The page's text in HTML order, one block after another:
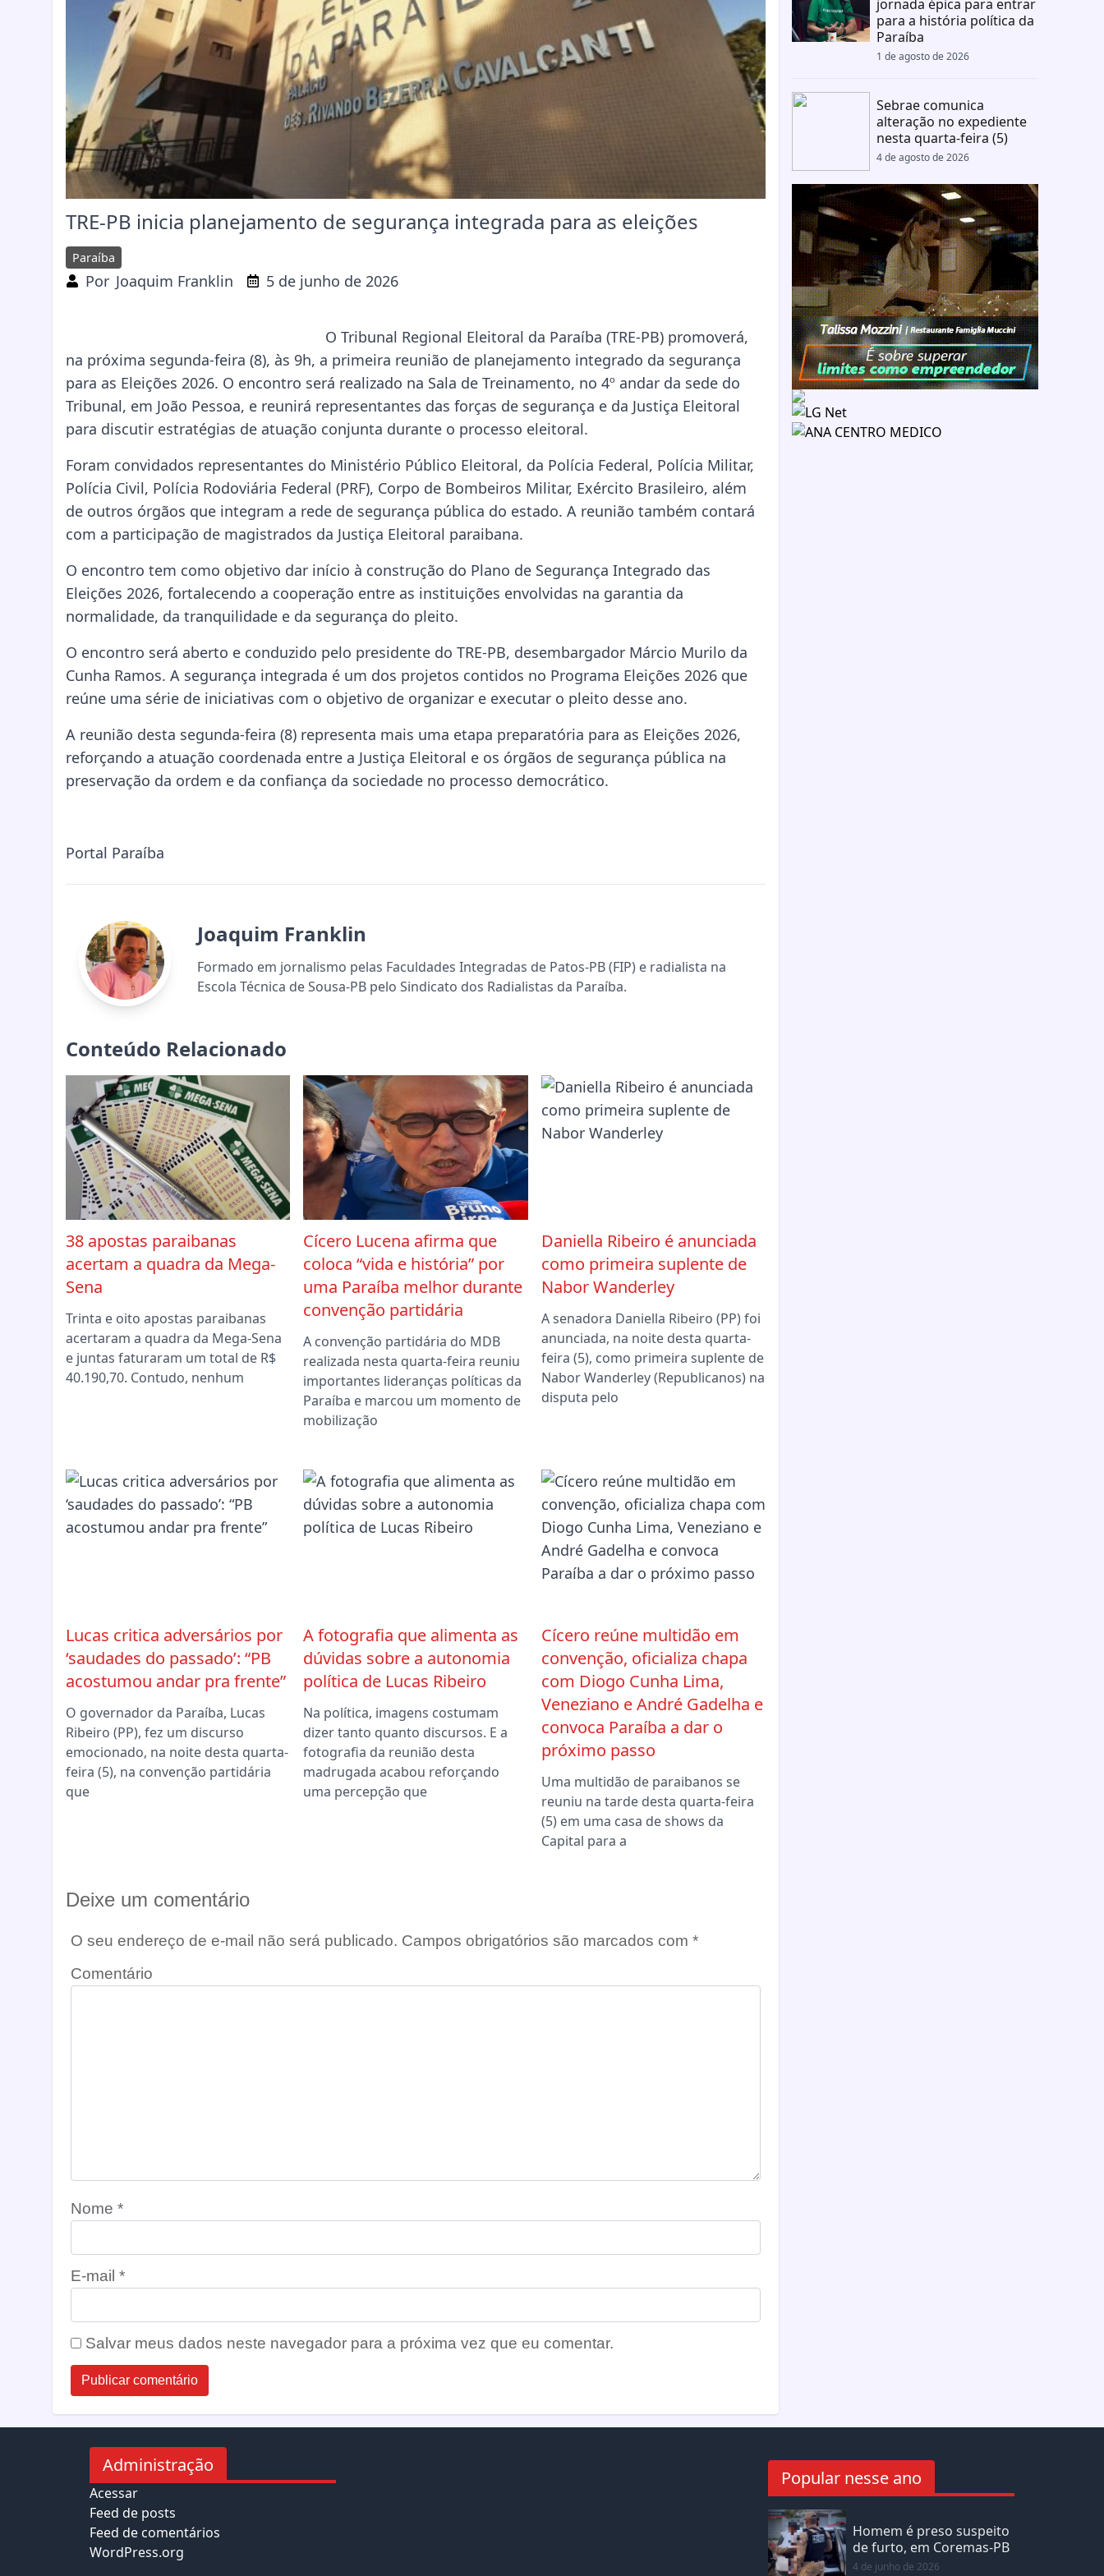
TRE-PB inicia planejamento de segurança integrada para as eleições
Paraíba
Por Joaquim Franklin 5 de junho de 2026
O Tribunal Regional Eleitoral da Paraíba (TRE-PB) promoverá,
na próxima segunda-feira (8), às 9h, a primeira reunião de planejamento integrado da segurança
para as Eleições 2026. O encontro será realizado na Sala de Treinamento, no 4º andar da sede do
Tribunal, em João Pessoa, e reunirá representantes das forças de segurança e da Justiça Eleitoral
para discutir estratégias de atuação conjunta durante o processo eleitoral.
Foram convidados representantes do Ministério Público Eleitoral, da Polícia Federal, Polícia Militar,
Polícia Civil, Polícia Rodoviária Federal (PRF), Corpo de Bombeiros Militar, Exército Brasileiro, além
de outros órgãos que integram a rede de segurança pública do estado. A reunião também contará
com a participação de magistrados da Justiça Eleitoral paraibana.
O encontro tem como objetivo dar início à construção do Plano de Segurança Integrado das
Eleições 2026, fortalecendo a cooperação entre as instituições envolvidas na garantia da
normalidade, da tranquilidade e da segurança do pleito.
O encontro será aberto e conduzido pelo presidente do TRE-PB, desembargador Márcio Murilo da
Cunha Ramos. A segurança integrada é um dos projetos contidos no Programa Eleições 2026 que
reúne uma série de iniciativas com o objetivo de organizar e executar o pleito desse ano.
A reunião desta segunda-feira (8) representa mais uma etapa preparatória para as Eleições 2026,
reforçando a atuação coordenada entre a Justiça Eleitoral e os órgãos de segurança pública na
preservação da ordem e da confiança da sociedade no processo democrático.
Portal Paraíba
Joaquim Franklin
Formado em jornalismo pelas Faculdades Integradas de Patos-PB (FIP) e radialista na
Escola Técnica de Sousa-PB pelo Sindicato dos Radialistas da Paraíba.
Conteúdo Relacionado
38 apostas paraibanas
acertam a quadra da Mega-
Sena
Trinta e oito apostas paraibanas
acertaram a quadra da Mega-Sena
e juntas faturaram um total de R$
40.190,70. Contudo, nenhum
Cícero Lucena afirma que
coloca “vida e história” por
uma Paraíba melhor durante
convenção partidária
A convenção partidária do MDB
realizada nesta quarta-feira reuniu
importantes lideranças políticas da
Paraíba e marcou um momento de
mobilização
Daniella Ribeiro é anunciada
como primeira suplente de
Nabor Wanderley
A senadora Daniella Ribeiro (PP) foi
anunciada, na noite desta quarta-
feira (5), como primeira suplente de
Nabor Wanderley (Republicanos) na
disputa pelo
Lucas critica adversários por
‘saudades do passado’: “PB
acostumou andar pra frente”
O governador da Paraíba, Lucas
Ribeiro (PP), fez um discurso
emocionado, na noite desta quarta-
feira (5), na convenção partidária
que
A fotografia que alimenta as
dúvidas sobre a autonomia
política de Lucas Ribeiro
Na política, imagens costumam
dizer tanto quanto discursos. E a
fotografia da reunião desta
madrugada acabou reforçando
uma percepção que
Cícero reúne multidão em
convenção, oficializa chapa
com Diogo Cunha Lima,
Veneziano e André Gadelha e
convoca Paraíba a dar o
próximo passo
Uma multidão de paraibanos se
reuniu na tarde desta quarta-feira
(5) em uma casa de shows da
Capital para a
Deixe um comentário
O seu endereço de e-mail não será publicado. Campos obrigatórios são marcados com *
Comentário
Nome *
E-mail *
Salvar meus dados neste navegador para a próxima vez que eu comentar.
jornada épica para entrar
para a história política da
Paraíba
1 de agosto de 2026
Sebrae comunica
alteração no expediente
nesta quarta-feira (5)
4 de agosto de 2026
Administração
Acessar
Feed de posts
Feed de comentários
WordPress.org
Popular nesse ano
Homem é preso suspeito
de furto, em Coremas-PB
4 de junho de 2026